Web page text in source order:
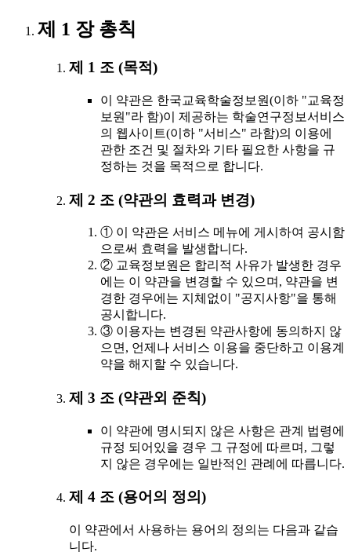
제 1 장 총칙
제 1 조 (목적)
이 약관은 한국교육학술정보원(이하 "교육정
보원"라 함)이 제공하는 학술연구정보서비스
의 웹사이트(이하 "서비스" 라함)의 이용에
관한 조건 및 절차와 기타 필요한 사항을 규
정하는 것을 목적으로 합니다.
제 2 조 (약관의 효력과 변경)
① 이 약관은 서비스 메뉴에 게시하여 공시함
으로써 효력을 발생합니다.
② 교육정보원은 합리적 사유가 발생한 경우
에는 이 약관을 변경할 수 있으며, 약관을 변
경한 경우에는 지체없이 "공지사항"을 통해
공시합니다.
③ 이용자는 변경된 약관사항에 동의하지 않
으면, 언제나 서비스 이용을 중단하고 이용계
약을 해지할 수 있습니다.
제 3 조 (약관외 준칙)
이 약관에 명시되지 않은 사항은 관계 법령에
규정 되어있을 경우 그 규정에 따르며, 그렇
지 않은 경우에는 일반적인 관례에 따릅니다.
제 4 조 (용어의 정의)
이 약관에서 사용하는 용어의 정의는 다음과 같습
니다.